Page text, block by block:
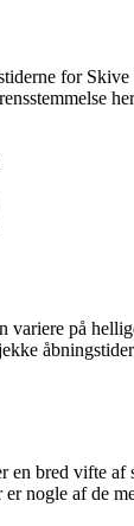
for
variere på
bred vifte af
nogle af de